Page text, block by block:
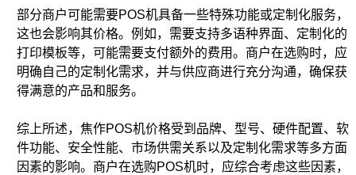
部分商户可能需要POS机具备一些特殊功能或定制化服务，
这也会影响其价格。例如，需要支持多语种界面、定制化的
打印模板等，可能需要支付额外的费用。商户在选购时，应
明确自己的定制化需求，并与供应商进行充分沟通，确保获
得满意的产品和服务。
综上所述，焦作POS机价格受到品牌、型号、硬件配置、软
件功能、安全性能、市场供需关系以及定制化需求等多方面
因素的影响。商户在选购POS机时，应综合考虑这些因素，